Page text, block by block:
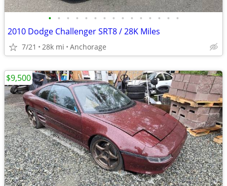
• • • • • • • • • • • • • • •
2010 Dodge Challenger SRT8 / 28K Miles
7/21 28k mi Anchorage
$9,500